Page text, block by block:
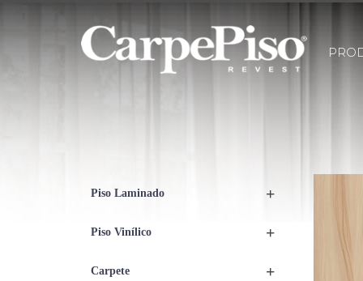
+
Piso Laminado
+
Piso Vinílico
+
Carpete